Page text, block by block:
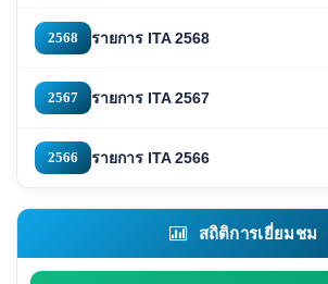
2568 รายการ ITA 2568
2567 รายการ ITA 2567
2566 รายการ ITA 2566
สถิติการเยี่ยมชม